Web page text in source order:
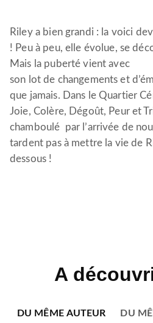
Riley a bien grandi : la voici
! Peu à peu, elle évolue, se
Mais la puberté vient avec
son lot de changements et
que jamais. Dans le Quartier
Joie, Colère, Dégoût, Peur et
chamboulé par l’arrivée de
tardent pas à mettre la vie de
dessous !
A
DU MÊME AUTEUR DU